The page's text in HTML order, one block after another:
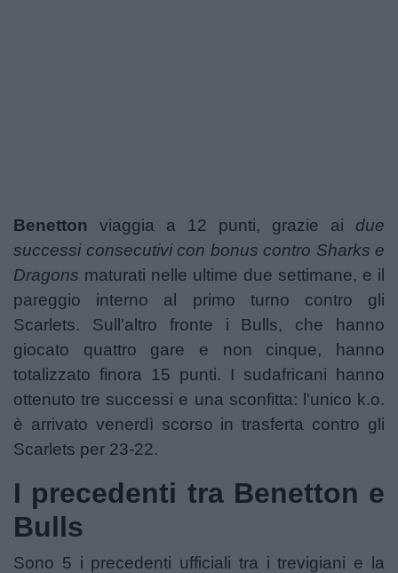
Benetton viaggia a 12 punti, grazie ai due
successi consecutivi con bonus contro Sharks e
Dragons maturati nelle ultime due settimane, e il
pareggio interno al primo turno contro gli
Scarlets. Sull'altro fronte i Bulls, che hanno
giocato quattro gare e non cinque, hanno
totalizzato finora 15 punti. I sudafricani hanno
ottenuto tre successi e una sconfitta: l'unico k.o.
è arrivato venerdì scorso in trasferta contro gli
Scarlets per 23-22.
I precedenti tra Benetton e
Bulls
Sono 5 i precedenti ufficiali tra i trevigiani e la